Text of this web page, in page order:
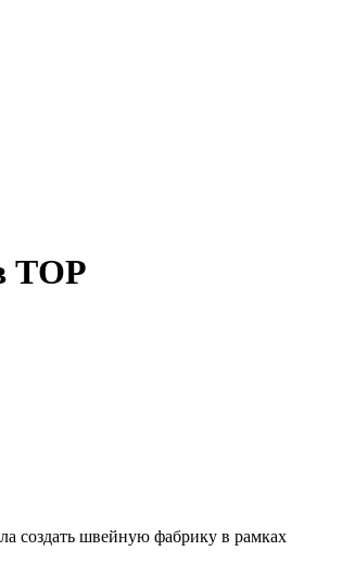
ТОР
создать швейную фабрику в рамках